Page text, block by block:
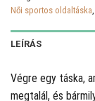
Női sportos oldaltáska,
LEÍRÁS
Végre egy táska,
megtalál, és